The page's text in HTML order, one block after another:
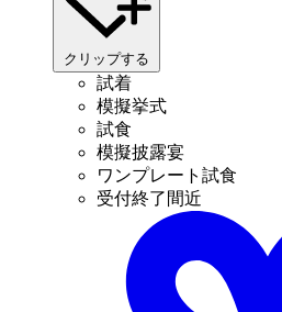
クリップする
試着
模擬挙式
試食
模擬披露宴
ワンプレート試食
受付終了間近